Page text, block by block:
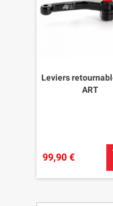
Leviers
ART
99,90 €